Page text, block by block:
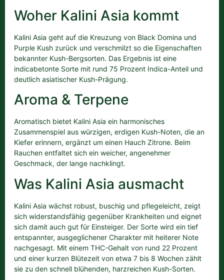
Woher Kalini Asia kommt
Kalini Asia geht auf die Kreuzung von Black Domina und
Purple Kush zurück und verschmilzt so die Eigenschaften
bekannter Kush-Bergsorten. Das Ergebnis ist eine
indicabetonte Sorte mit rund 75 Prozent Indica-Anteil und
deutlich asiatischer Kush-Prägung.
Aroma & Terpene
Aromatisch bietet Kalini Asia ein harmonisches
Zusammenspiel aus würzigen, erdigen Kush-Noten, die an
Kiefer erinnern, ergänzt um einen Hauch Zitrone. Beim
Rauchen entfaltet sich ein weicher, angenehmer
Geschmack, der lange nachklingt.
Was Kalini Asia ausmacht
Kalini Asia wächst robust, buschig und pflegeleicht, zeigt
sich widerstandsfähig gegenüber Krankheiten und eignet
sich damit auch gut für Einsteiger. Der Sorte wird ein tief
entspannter, ausgeglichener Charakter mit heiterer Note
nachgesagt. Mit einem THC-Gehalt von rund 22 Prozent
und einer kurzen Blütezeit von etwa 7 bis 8 Wochen zählt
sie zu den schnell blühenden, harzreichen Kush-Sorten.